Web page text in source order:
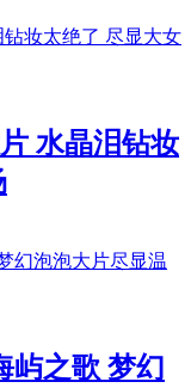
水晶泪钻妆
屿之歌 梦幻